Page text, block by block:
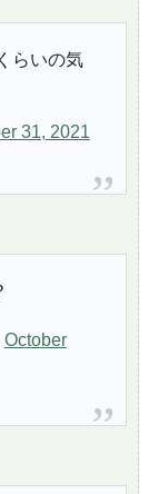
らいの気
31, 2021
October